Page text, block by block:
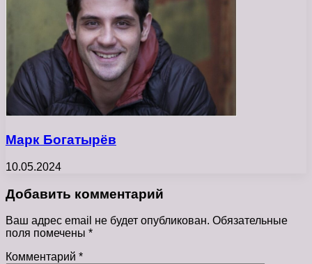
Марк Богатырёв
10.05.2024
Добавить комментарий
Ваш адрес email не будет опубликован. Обязательные
поля помечены *
Комментарий *